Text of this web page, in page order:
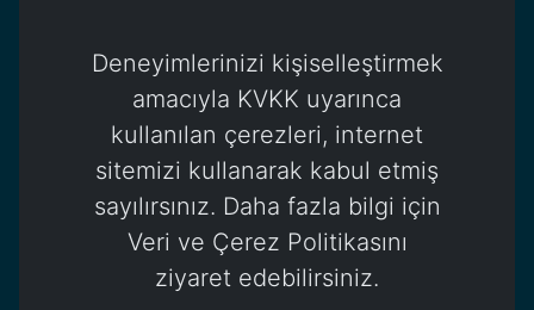
Deneyimlerinizi kişiselleştirmek
amacıyla KVKK uyarınca
kullanılan çerezleri, internet
sitemizi kullanarak kabul etmiş
sayılırsınız. Daha fazla bilgi için
Veri ve Çerez Politikasını
ziyaret edebilirsiniz.
Kıbrıs Ofisi
83 Okullar Yolu, Küçük Kaymaklı
Lefkoşa / Kuzey Kıbrıs Türk Cumhuriyeti
+392 444 85 85